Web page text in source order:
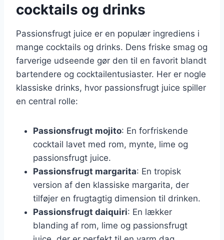
cocktails og drinks
Passionsfrugt juice er en populær ingrediens i
mange cocktails og drinks. Dens friske smag og
farverige udseende gør den til en favorit blandt
bartendere og cocktailentusiaster. Her er nogle
klassiske drinks, hvor passionsfrugt juice spiller
en central rolle:
Passionsfrugt mojito: En forfriskende
cocktail lavet med rom, mynte, lime og
passionsfrugt juice.
Passionsfrugt margarita: En tropisk
version af den klassiske margarita, der
tilføjer en frugtagtig dimension til drinken.
Passionsfrugt daiquiri: En lækker
blanding af rom, lime og passionsfrugt